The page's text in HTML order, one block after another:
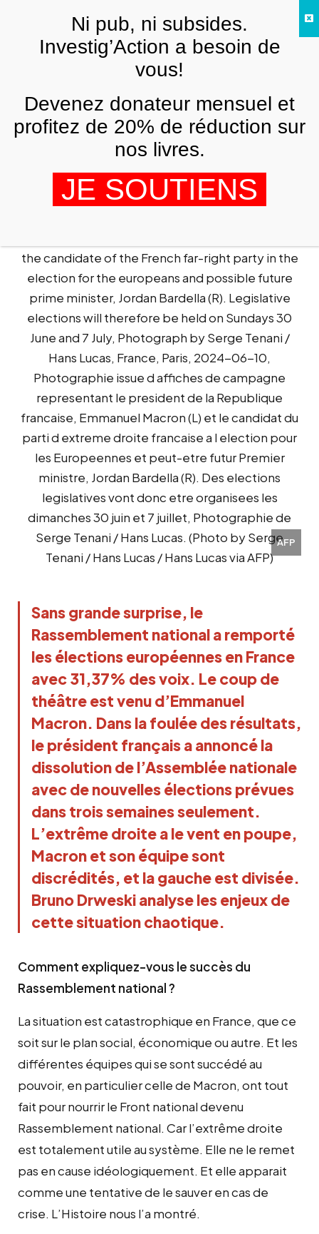
AFP
Bruno Drweski : « La rencontre entre
Macron et le Rassemblement national
est assez logique »
Sans grande surprise, le
Rassemblement national a remporté
les élections européennes en France
avec 31,37% des voix. Le coup de
théâtre est venu d’Emmanuel
Macron. Dans la foulée des résultats,
le président français a annoncé la
dissolution de l’Assemblée nationale
avec de nouvelles élections prévues
dans trois semaines seulement.
L’extrême droite a le vent en poupe,
Macron et son équipe sont
discrédités, et la gauche est divisée.
Bruno Drweski analyse les enjeux de
cette situation chaotique.
Comment expliquez-vous le succès du
Rassemblement national ?
La situation est catastrophique en France, que ce
soit sur le plan social, économique ou autre. Et les
différentes équipes qui se sont succédé au
pouvoir, en particulier celle de Macron, ont tout
fait pour nourrir le Front national devenu
Rassemblement national. Car l’extrême droite
est totalement utile au système. Elle ne le remet
pas en cause idéologiquement. Et elle apparait
comme une tentative de le sauver en cas de
crise. L’Histoire nous l’a montré.
FRNi pub, ni subsides.
Investig’Action a besoin de
vous!
Devenez donateur mensuel et
profitez de 20% de réduction sur
nos livres.
JE SOUTIENS